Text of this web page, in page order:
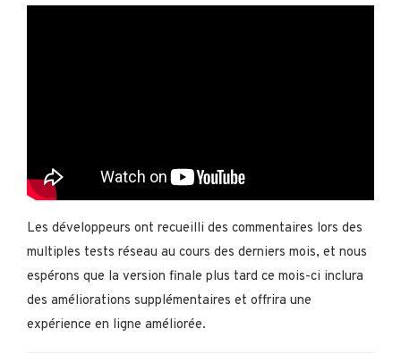
Les développeurs ont recueilli des commentaires lors des
multiples tests réseau au cours des derniers mois, et nous
espérons que la version finale plus tard ce mois-ci inclura
des améliorations supplémentaires et offrira une
expérience en ligne améliorée.